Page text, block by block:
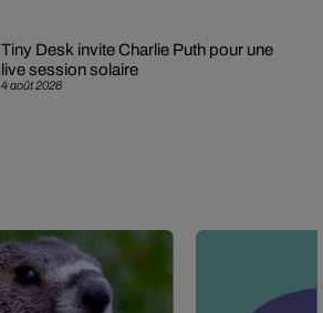
4 août 2026
Tiny Desk invite Charlie Puth pour une
live session solaire